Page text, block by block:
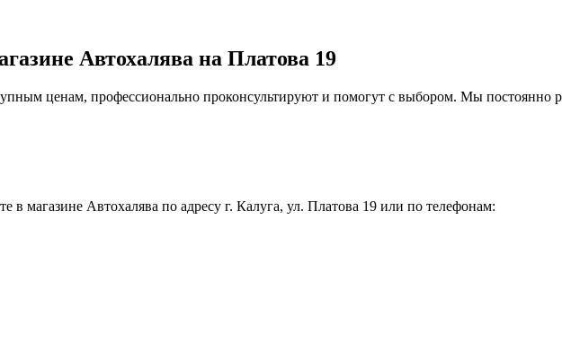
Автохалява на Платова 19
ценам, профессионально проконсультируют и помогут с выбором. Мы постоянно
магазине Автохалява по адресу г. Калуга, ул. Платова 19 или по телефонам: